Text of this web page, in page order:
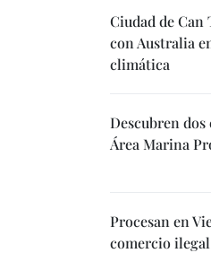
Ciudad de
con Australia
climática
Descubren dos
Área Marina
Procesan en
comercio